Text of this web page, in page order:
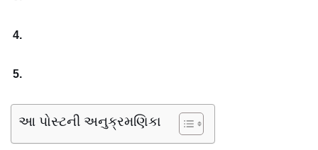
આ પોસ્ટની અનુક્રમણિકા